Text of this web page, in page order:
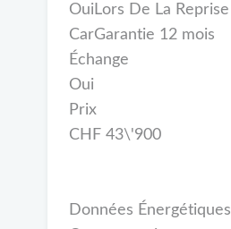
OuiLors De La Reprise
CarGarantie 12 mois
Échange
Oui
Prix
CHF 43\'900
Données Énergétiques